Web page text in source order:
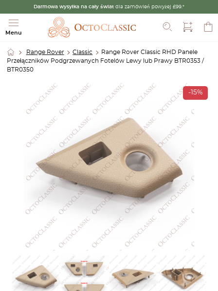
Darmowa wysyłka na cały świat dla zamówień powyżej £99.*
Menu
Szukaj
Range Rover Classic
Range Rover Classic RHD Panele
Przełączników Podgrzewanych Fotelów Lewy lub Prawy BTR0353 /
BTR0350
-15%